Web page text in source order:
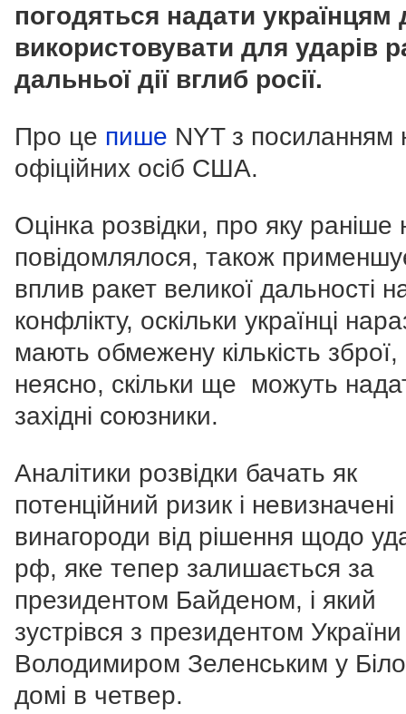
погодяться надати українцям
використовувати для ударів
дальньої дії вглиб росії.
Про це пише NYT з посиланням
офіційних осіб США.
Оцінка розвідки, про яку раніше
повідомлялося, також
вплив ракет великої дальності
конфлікту, оскільки українці
мають обмежену кількість зброї,
неясно, скільки ще можуть
західні союзники.
Аналітики розвідки бачать як
потенційний ризик і невизначені
винагороди від рішення щодо
рф, яке тепер залишається за
президентом Байденом, і який
зустрівся з президентом України
Володимиром Зеленським у
домі в четвер.